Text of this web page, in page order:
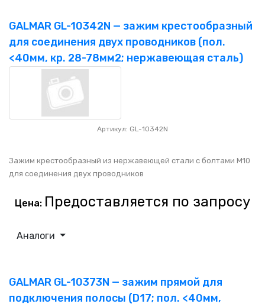
GALMAR GL-10342N — зажим крестообразный
для соединения двух проводников (пол.
<40мм, кр. 28-78мм2; нержавеющая сталь)
Артикул: GL-10342N
Зажим крестообразный из нержавеющей стали с болтами M10
для соединения двух проводников
Цена: Предоставляется по запросу
Аналоги
GALMAR GL-10373N — зажим прямой для
подключения полосы (D17; пол. <40мм,